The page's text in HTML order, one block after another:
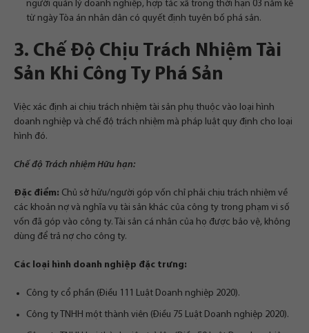
người quản lý doanh nghiệp, hợp tác xã trong thời hạn 03 năm kể
từ ngày Tòa án nhân dân có quyết định tuyên bố phá sản.
3. Chế Độ Chịu Trách Nhiệm Tài
Sản Khi Công Ty Phá Sản
Việc xác định ai chịu trách nhiệm tài sản phụ thuộc vào loại hình
doanh nghiệp và chế độ trách nhiệm mà pháp luật quy định cho loại
hình đó.
Chế độ Trách nhiệm Hữu hạn:
Đặc điểm: Chủ sở hữu/người góp vốn chỉ phải chịu trách nhiệm về
các khoản nợ và nghĩa vụ tài sản khác của công ty trong phạm vi số
vốn đã góp vào công ty. Tài sản cá nhân của họ được bảo vệ, không
dùng để trả nợ cho công ty.
Các loại hình doanh nghiệp đặc trưng:
Công ty cổ phần (Điều 111 Luật Doanh nghiệp 2020).
Công ty TNHH một thành viên (Điều 75 Luật Doanh nghiệp 2020).